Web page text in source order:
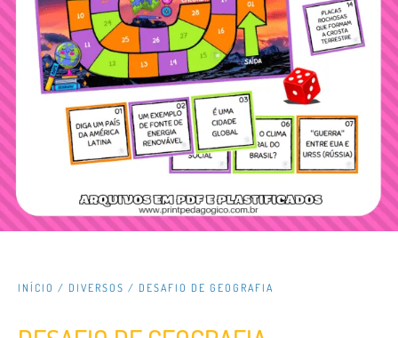
INÍCIO / DIVERSOS / DESAFIO DE GEOGRAFIA